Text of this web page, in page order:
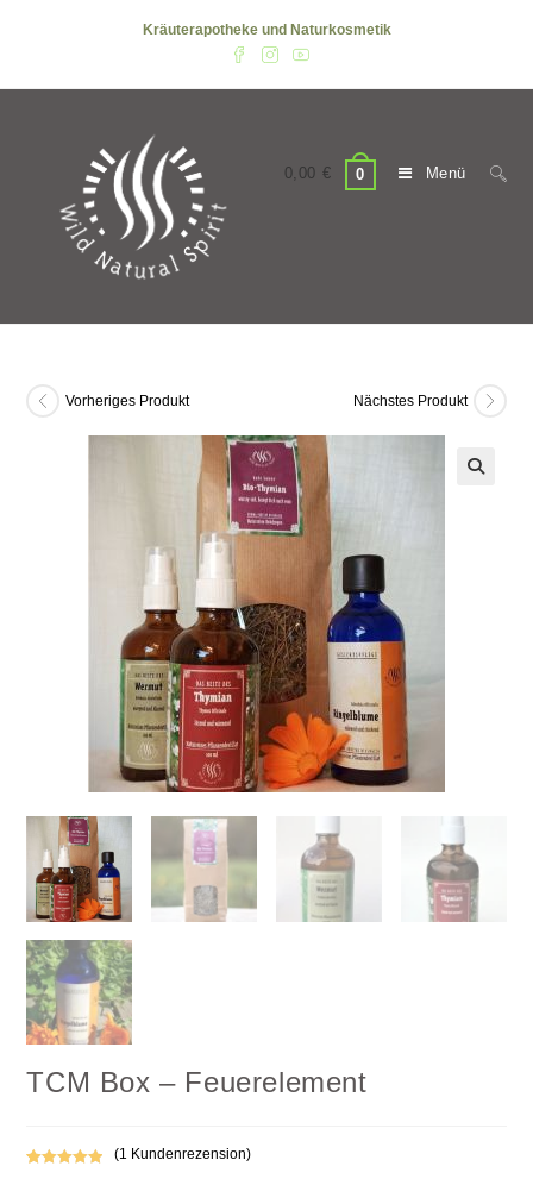
Kräuterapotheke und Naturkosmetik
0,00 € 0 Menü
Vorheriges Produkt Nächstes Produkt
TCM Box – Feuerelement
(1 Kundenrezension)